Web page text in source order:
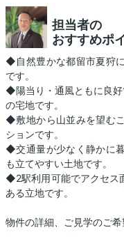
担当者の
おすすめポ
◆自然豊かな都留市夏狩
です。
◆陽当り・通風ともに良
の宅地です。
◆敷地から山並みを望む
ションです。
◆交通量が少なく静かに
も立てやすい土地です。
◆2駅利用可能でアクセス
ある立地です。
物件の詳細、ご見学のご